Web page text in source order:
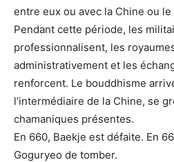
entre eux ou avec la Chine ou le
Pendant cette période, les
professionnalisent, les
administrativement et les
renforcent. Le bouddhisme
l’intermédiaire de la Chine, se
chamaniques présentes.
En 660, Baekje est défaite. En
Goguryeo de tomber.